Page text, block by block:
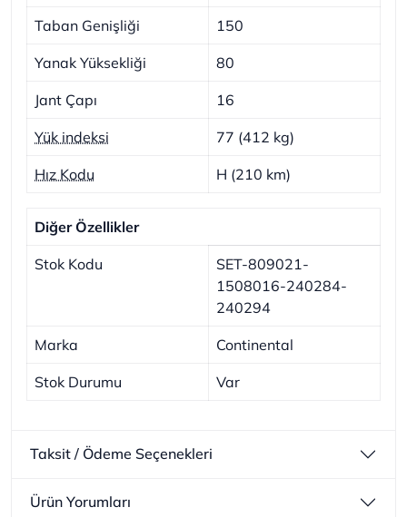
Taban Genişliği 150
Yanak Yüksekliği 80
Jant Çapı 16
Yük indeksi 77 (412 kg)
Hız Kodu H (210 km)
Diğer Özellikler
Stok Kodu
SET-809021-
1508016-240284-
240294
Marka Continental
Stok Durumu Var
Taksit / Ödeme Seçenekleri
Ürün Yorumları